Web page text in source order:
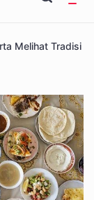
Melihat Tradisi